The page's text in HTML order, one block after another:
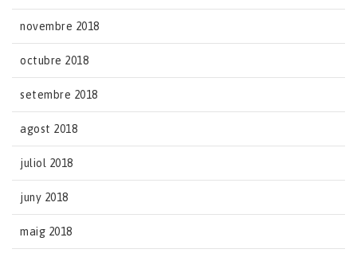
novembre 2018
octubre 2018
setembre 2018
agost 2018
juliol 2018
juny 2018
maig 2018